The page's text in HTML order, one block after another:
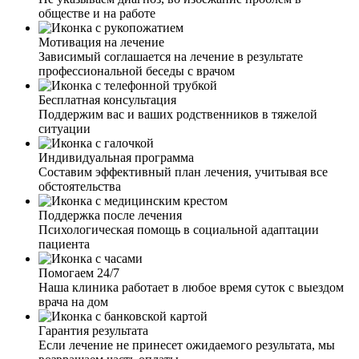
Я давно хотела закодироваться от алкоголя, но что-то
останавливало меня. Смущение, стыд ехать в клинику и
признавать, что я алкоголичка. Позвонив вам и узнав,
что это все анонимно и можно вызвать врача и сделать
кодирование на дому, я тут же согласилась. Врач
приехал, мы с ним ещё раз обсудили, выбрали метод
кодирования. Врач сделал процедуру, дал рекомендации.
Я очень довольна результатом. Срок кодирования уже
истек два месяца назад, но желания выпить у меня так и
нет. Не знаю, может, это ещё так разговор с врачом на
меня повлиял. Уж очень хороший и отзывчивый доктор.
Муж как-то кодировался уже, но ему не помогло. Теперь
он скептически смотрел на такого рода процедуру.
Очередной его запой закончился дебошем в магазине,
уехал на 15 суток, дали штраф за разбитую витрину. Я в
декрете и помощи в финансах нет. Приехав домой, я
обществе и на работе
Мотивация на лечение
Зависимый соглашается на лечение в результате
профессиональной беседы с врачом
Бесплатная консультация
Поддержим вас и ваших родственников в тяжелой
ситуации
Индивидуальная программа
Составим эффективный план лечения, учитывая все
обстоятельства
Поддержка после лечения
Психологическая помощь в социальной адаптации
пациента
Помогаем 24/7
Наша клиника работает в любое время суток с выездом
врача на дом
Гарантия результата
Если лечение не принесет ожидаемого результата, мы